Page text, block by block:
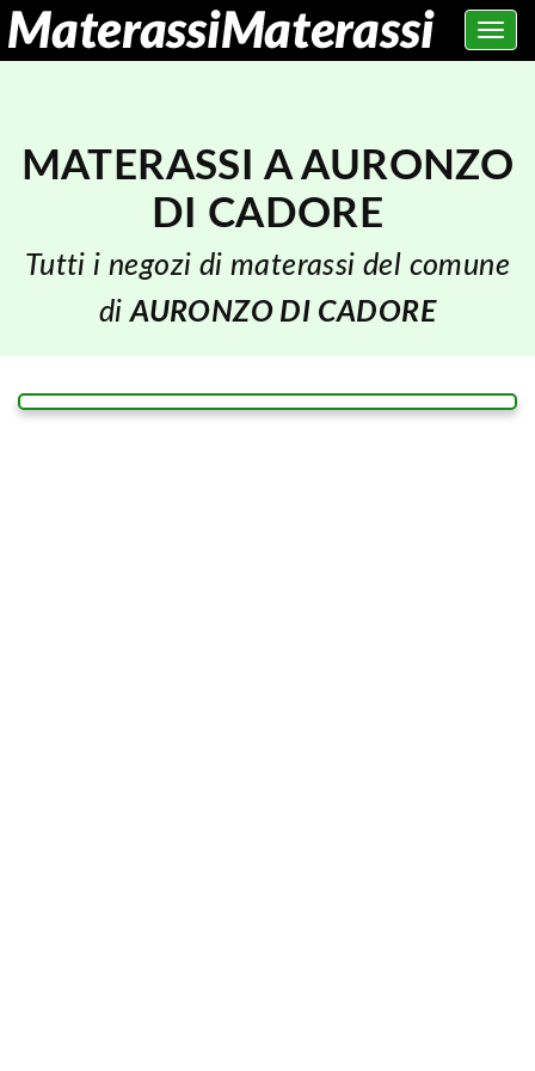
Toggle
MATERASSI A AURONZO
DI CADORE
Tutti i negozi di materassi del comune
diAURONZO DI CADORE